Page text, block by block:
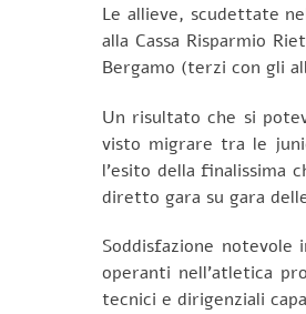
Le allieve, scudettate
alla Cassa Risparmio
Bergamo (terzi con gli
Un risultato che si
visto migrare tra le
l’esito della finalissima
diretto gara su gara
Soddisfazione
operanti nell’atletica
tecnici e dirigenziali